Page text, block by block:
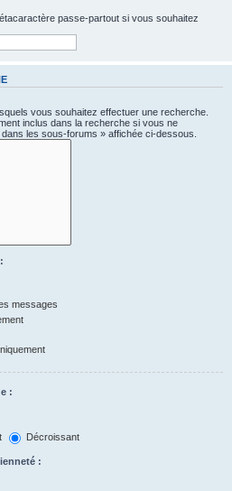
passe-partout si vous souhaitez
vous souhaitez effectuer une recherche.
inclus dans la recherche si vous ne
les sous-forums » affichée ci-dessous.
messages
:
Décroissant
: